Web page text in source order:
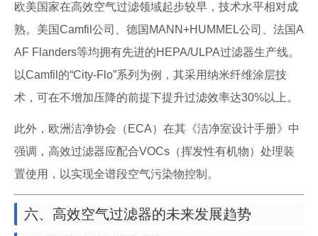
欧美国家在高效空气过滤领域起步较早，技术水平相对成
熟。美国Camfil公司、德国MANN+HUMMEL公司、法国A
AF Flanders等均拥有先进的HEPA/ULPA过滤器生产线。
以Camfil的“City-Flo”系列为例，其采用纳米纤维涂层技
术，可在不增加压降的前提下提升过滤效率达30%以上。
此外，欧洲洁净协会（ECA）在其《洁净室设计手册》中
强调，高效过滤器应配合VOCs（挥发性有机物）处理装
置使用，以实现全谱段空气污染物控制。
六、高效空气过滤器的未来发展趋势